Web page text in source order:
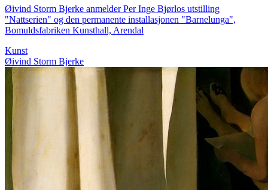
Øivind Storm Bjerke anmelder Per Inge Bjørlos utstilling
"Nattserien" og den permanente installasjonen "Barnelunga",
Bomuldsfabriken Kunsthall, Arendal
Kunst
Øivind Storm Bjerke